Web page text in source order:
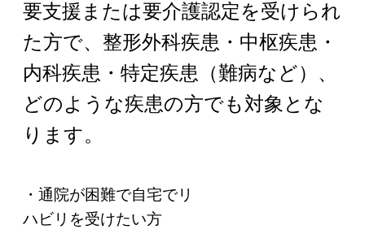
要支援または要介護認定を受けられ
た方で、整形外科疾患・中枢疾患・
内科疾患・特定疾患（難病など）、
どのような疾患の方でも対象とな
ります。
・通院が困難で自宅でリ
ハビリを受けたい方